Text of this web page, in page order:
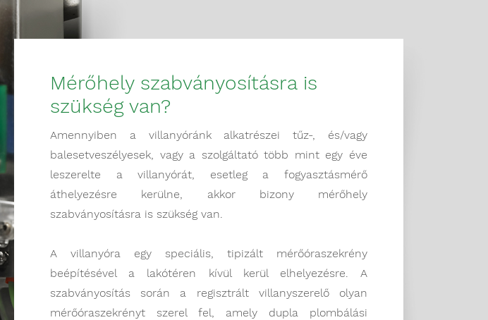
Mérőhely szabványosításra is
szükség van?
Amennyiben a villanyóránk alkatrészei tűz-, és/vagy
balesetveszélyesek, vagy a szolgáltató több mint egy éve
leszerelte a villanyórát, esetleg a fogyasztásmérő
áthelyezésre kerülne, akkor bizony mérőhely
szabványosításra is szükség van.
A villanyóra egy speciális, tipizált mérőóraszekrény
beépítésével a lakótéren kívül kerül elhelyezésre. A
szabványosítás során a regisztrált villanyszerelő olyan
mérőóraszekrényt szerel fel, amely dupla plombálási